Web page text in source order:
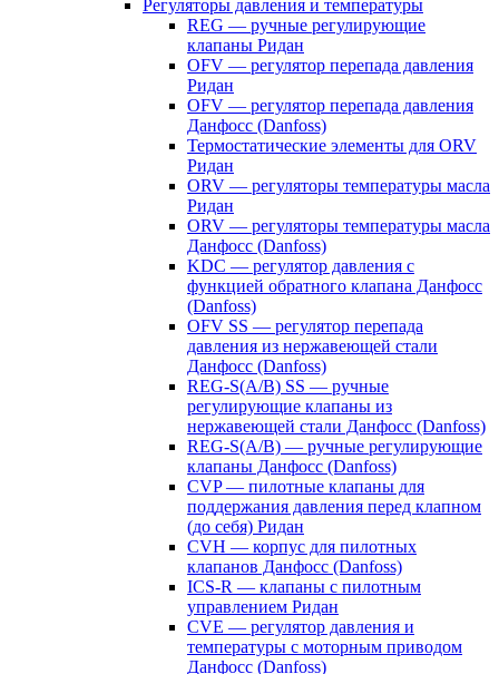
Регуляторы давления и температуры
REG — ручные регулирующие
клапаны Ридан
OFV — регулятор перепада давления
Ридан
OFV — регулятор перепада давления
Данфосс (Danfoss)
Термостатические элементы для ORV
Ридан
ORV — регуляторы температуры масла
Ридан
ORV — регуляторы температуры масла
Данфосс (Danfoss)
KDC — регулятор давления с
функцией обратного клапана Данфосс
(Danfoss)
OFV SS — регулятор перепада
давления из нержавеющей стали
Данфосс (Danfoss)
REG-S(A/B) SS — ручные
регулирующие клапаны из
нержавеющей стали Данфосс (Danfoss)
REG-S(A/B) — ручные регулирующие
клапаны Данфосс (Danfoss)
CVP — пилотные клапаны для
поддержания давления перед клапном
(до себя) Ридан
CVH — корпус для пилотных
клапанов Данфосс (Danfoss)
ICS-R — клапаны с пилотным
управлением Ридан
CVE — регулятор давления и
температуры с моторным приводом
Данфосс (Danfoss)